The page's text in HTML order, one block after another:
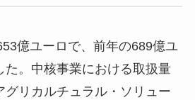
億ユーロで、前年の689億ユ
た。中核事業における取扱量
グリカルチュラル・ソリュー